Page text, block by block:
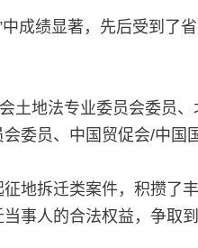
成绩显著，先后受到了
土地法专业委员会委员
委员、中国贸促会/中国
地拆迁类案件，积攒了
事人的合法权益，争取